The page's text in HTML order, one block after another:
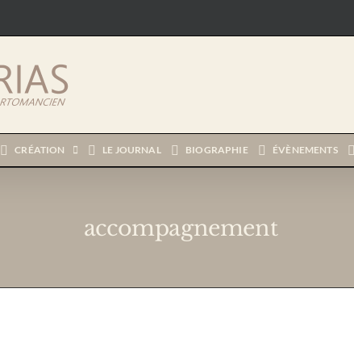
CRÉATION LE JOURNAL BIOGRAPHIE ÉVÈNEMENTS
accompagnement